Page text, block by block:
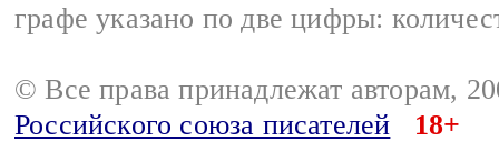
графе указано по две цифры:
© Все права принадлежат авторам,
Российского союза писателей
18+